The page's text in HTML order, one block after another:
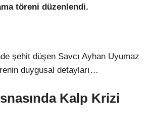
töreni düzenlendi.
şehit düşen Savcı Ayhan Uyumaz
duygusal detayları…
Kalp Krizi